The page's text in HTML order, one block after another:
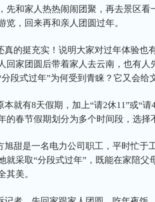
先和家人热热闹闹团聚，再去景区看
览，回来再和亲人团圆过年。
真的挺充实！说明大家对过年体验也
回家团圆后带着家人去云南，也有人
段式过年”为何受到青睐？它又会给
本就有8天假期，加上“请2休11”或“
的春节假期划分为多个时间段，选择
旭甜是一名电力公司职工，平时忙于
就采取“分段式过年”，既能在家陪父
其美。